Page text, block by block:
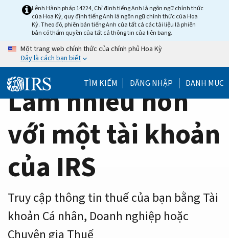
HomeLệnh Hành pháp 14224, Chỉ định tiếng Anh là ngôn ngữ chính thức
của Hoa Kỳ, quy định tiếng Anh là ngôn ngữ chính thức của Hoa
Kỳ. Theo đó, phiên bản tiếng Anh của tất cả các tài liệu là phiên
bản có thẩm quyền của tất cả thông tin của liên bang.
Một trang web chính thức của chính phủ Hoa Kỳ
Đây là cách bạn biết
TÌM KIẾM ĐĂNG NHẬP DANH MỤC
Làm nhiều hơn
với một tài khoản
của IRS
Truy cập thông tin thuế của bạn bằng Tài
khoản Cá nhân, Doanh nghiệp hoặc
Chuyên gia Thuế